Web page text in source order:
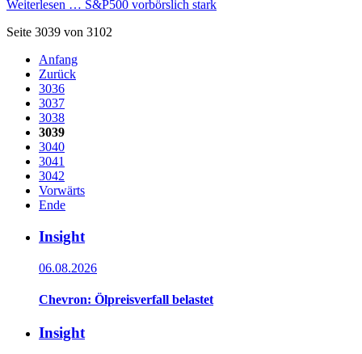
Weiterlesen … S&P500 vorbörslich stark
Seite 3039 von 3102
Anfang
Zurück
3036
3037
3038
3039
3040
3041
3042
Vorwärts
Ende
Insight
06.08.2026
Chevron: Ölpreisverfall belastet
Insight